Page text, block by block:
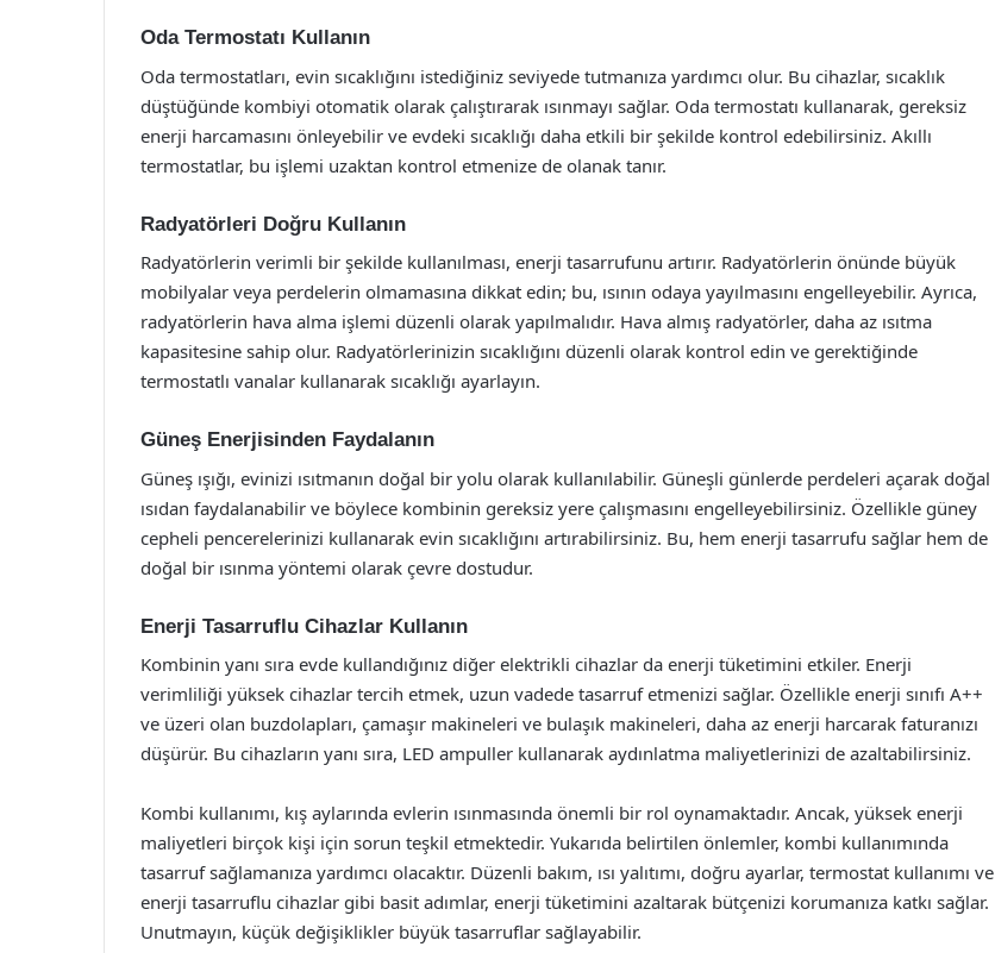
Oda Termostatı Kullanın
Oda termostatları, evin sıcaklığını istediğiniz seviyede tutmanıza yardımcı olur. Bu cihazlar, sıcaklık
düştüğünde kombiyi otomatik olarak çalıştırarak ısınmayı sağlar. Oda termostatı kullanarak, gereksiz
enerji harcamasını önleyebilir ve evdeki sıcaklığı daha etkili bir şekilde kontrol edebilirsiniz. Akıllı
termostatlar, bu işlemi uzaktan kontrol etmenize de olanak tanır.
Radyatörleri Doğru Kullanın
Radyatörlerin verimli bir şekilde kullanılması, enerji tasarrufunu artırır. Radyatörlerin önünde büyük
mobilyalar veya perdelerin olmamasına dikkat edin; bu, ısının odaya yayılmasını engelleyebilir. Ayrıca,
radyatörlerin hava alma işlemi düzenli olarak yapılmalıdır. Hava almış radyatörler, daha az ısıtma
kapasitesine sahip olur. Radyatörlerinizin sıcaklığını düzenli olarak kontrol edin ve gerektiğinde
termostatlı vanalar kullanarak sıcaklığı ayarlayın.
Güneş Enerjisinden Faydalanın
Güneş ışığı, evinizi ısıtmanın doğal bir yolu olarak kullanılabilir. Güneşli günlerde perdeleri açarak doğal
ısıdan faydalanabilir ve böylece kombinin gereksiz yere çalışmasını engelleyebilirsiniz. Özellikle güney
cepheli pencerelerinizi kullanarak evin sıcaklığını artırabilirsiniz. Bu, hem enerji tasarrufu sağlar hem de
doğal bir ısınma yöntemi olarak çevre dostudur.
Enerji Tasarruflu Cihazlar Kullanın
Kombinin yanı sıra evde kullandığınız diğer elektrikli cihazlar da enerji tüketimini etkiler. Enerji
verimliliği yüksek cihazlar tercih etmek, uzun vadede tasarruf etmenizi sağlar. Özellikle enerji sınıfı A++
ve üzeri olan buzdolapları, çamaşır makineleri ve bulaşık makineleri, daha az enerji harcarak faturanızı
düşürür. Bu cihazların yanı sıra, LED ampuller kullanarak aydınlatma maliyetlerinizi de azaltabilirsiniz.
Kombi kullanımı, kış aylarında evlerin ısınmasında önemli bir rol oynamaktadır. Ancak, yüksek enerji
maliyetleri birçok kişi için sorun teşkil etmektedir. Yukarıda belirtilen önlemler, kombi kullanımında
tasarruf sağlamanıza yardımcı olacaktır. Düzenli bakım, ısı yalıtımı, doğru ayarlar, termostat kullanımı ve
enerji tasarruflu cihazlar gibi basit adımlar, enerji tüketimini azaltarak bütçenizi korumanıza katkı sağlar.
Unutmayın, küçük değişiklikler büyük tasarruflar sağlayabilir.